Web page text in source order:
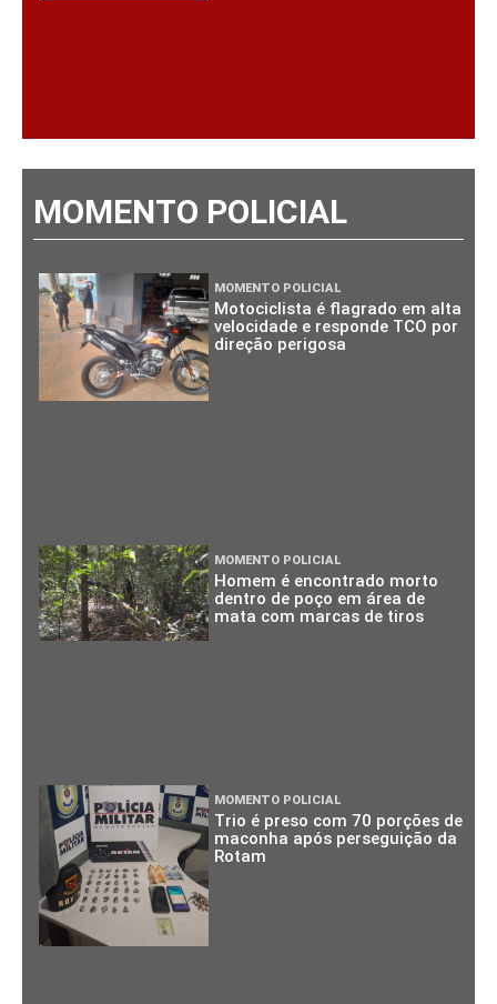
MOMENTO POLICIAL
MOMENTO POLICIAL
Motociclista é flagrado em alta
velocidade e responde TCO por
direção perigosa
MOMENTO POLICIAL
Homem é encontrado morto
dentro de poço em área de
mata com marcas de tiros
MOMENTO POLICIAL
Trio é preso com 70 porções de
maconha após perseguição da
Rotam